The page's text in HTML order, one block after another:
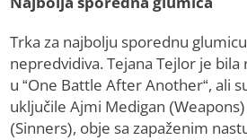
Trka za najbolju sporednu
nepredvidiva. Tejana Tejlor je
u “One Battle After Another“, ali
uključile Ajmi Medigan
(Sinners), obje sa zapaženim